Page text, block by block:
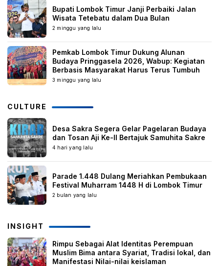
Bupati Lombok Timur Janji Perbaiki Jalan
Wisata Tetebatu dalam Dua Bulan
2 minggu yang lalu
Pemkab Lombok Timur Dukung Alunan
Budaya Pringgasela 2026, Wabup: Kegiatan
Berbasis Masyarakat Harus Terus Tumbuh
3 minggu yang lalu
CULTURE
Desa Sakra Segera Gelar Pagelaran Budaya
dan Tosan Aji Ke-II Bertajuk Samuhita Sakre
4 hari yang lalu
Parade 1.448 Dulang Meriahkan Pembukaan
Festival Muharram 1448 H di Lombok Timur
2 bulan yang lalu
INSIGHT
Rimpu Sebagai Alat Identitas Perempuan
Muslim Bima antara Syariat, Tradisi lokal, dan
Manifestasi Nilai-nilai keislaman